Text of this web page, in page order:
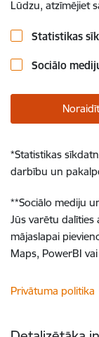
Lūdzu, atzīmējiet
Statistikas
Sociālo
Noraidīt
*Statistikas
darbību un
**Sociālo mediju
Jūs varētu dalīties
mājaslapai
Maps, PowerBI
Privātuma politika